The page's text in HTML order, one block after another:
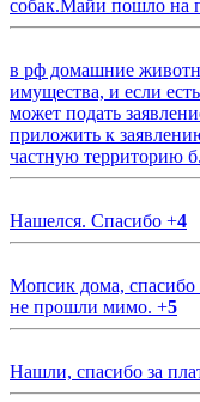
собак.Майи пошло на
в рф домашние
имущества, и если
может подать
приложить к
частную территорию
Нашелся. Спасибо +4
Мопсик дома,
не прошли мимо. +5
Нашли, спасибо за